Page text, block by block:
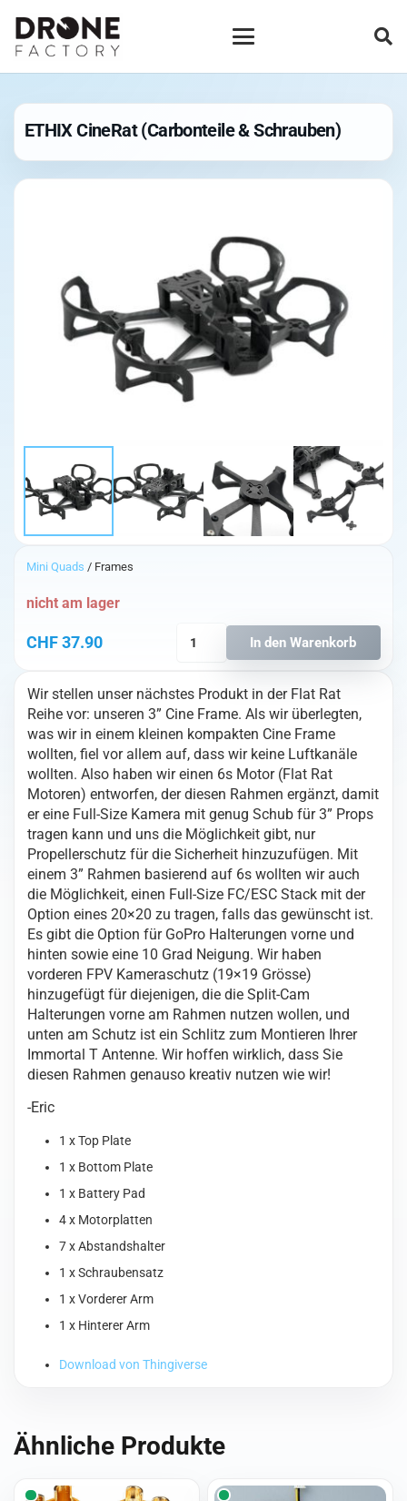
ETHIX CineRat (Carbonteile & Schrauben)
Mini Quads / Frames
CHF37.90
nicht am lager
&
Schrauben)
Menge
In den Warenkorb
Wir stellen unser nächstes Produkt in der Flat Rat
Reihe vor: unseren 3” Cine Frame. Als wir überlegten,
was wir in einem kleinen kompakten Cine Frame
wollten, fiel vor allem auf, dass wir keine Luftkanäle
wollten. Also haben wir einen 6s Motor (Flat Rat
Motoren) entworfen, der diesen Rahmen ergänzt, damit
er eine Full-Size Kamera mit genug Schub für 3” Props
tragen kann und uns die Möglichkeit gibt, nur
Propellerschutz für die Sicherheit hinzuzufügen. Mit
einem 3” Rahmen basierend auf 6s wollten wir auch
die Möglichkeit, einen Full-Size FC/ESC Stack mit der
Option eines 20×20 zu tragen, falls das gewünscht ist.
Es gibt die Option für GoPro Halterungen vorne und
hinten sowie eine 10 Grad Neigung. Wir haben
vorderen FPV Kameraschutz (19×19 Grösse)
hinzugefügt für diejenigen, die die Split-Cam
Halterungen vorne am Rahmen nutzen wollen, und
unten am Schutz ist ein Schlitz zum Montieren Ihrer
Immortal T Antenne. Wir hoffen wirklich, dass Sie
diesen Rahmen genauso kreativ nutzen wie wir!
-Eric
1 x Top Plate
1 x Bottom Plate
1 x Battery Pad
4 x Motorplatten
7 x Abstandshalter
1 x Schraubensatz
1 x Vorderer Arm
1 x Hinterer Arm
Download von Thingiverse
Ähnliche Produkte